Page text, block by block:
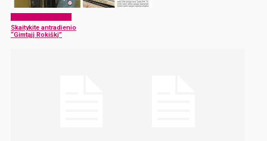
Skaitykite antradienio
“Gimtąjį Rokiškį”